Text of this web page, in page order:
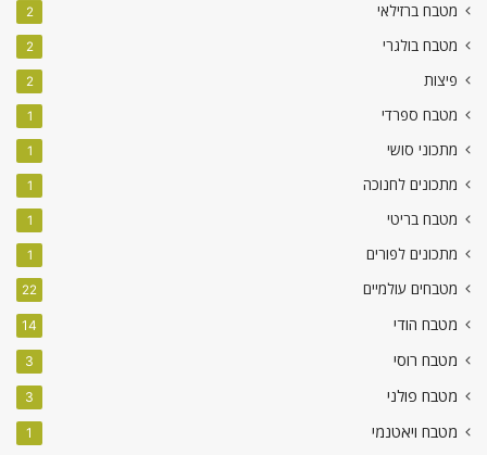
מטבח ברזילאי 2
מטבח בולגרי 2
פיצות 2
מטבח ספרדי 1
מתכוני סושי 1
מתכונים לחנוכה 1
מטבח בריטי 1
מתכונים לפורים 1
מטבחים עולמיים 22
מטבח הודי 14
מטבח רוסי 3
מטבח פולני 3
מטבח ויאטנמי 1